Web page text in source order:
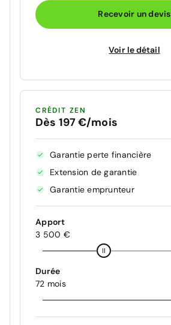
Recevoir un devis
Voir le détail
CRÉDIT ZEN
Dès 197 €/mois
Garantie perte financière
Extension de garantie
Garantie emprunteur
Apport
3 500 €
Durée
72 mois